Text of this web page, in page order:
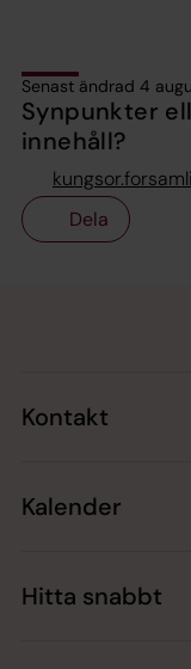
Senast ändrad 4
Synpunkter
innehåll?
Dela
Kontakt
Kalender
Hitta snabbt